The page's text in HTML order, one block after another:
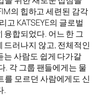
의 힙하고 세련된 감각
고 KATSEYE의 글로벌
융합되었다. 어느 한 그
드러나지 않고, 전체적인
는 사람도 쉽게 다가갈
. 각 그룹 팬들에게는 물
를 모르던 사람에게도 신
.